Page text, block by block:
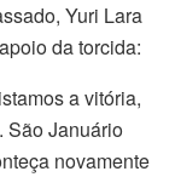
Yuri Lara
da torcida:
a vitória,
São Januário
novamente